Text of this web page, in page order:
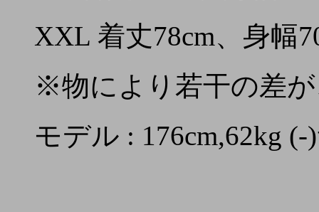
XXL 着丈78cm、身幅
※物により若干の差
モデル : 176cm,62kg